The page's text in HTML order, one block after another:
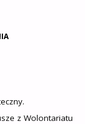
z Wolontariatu